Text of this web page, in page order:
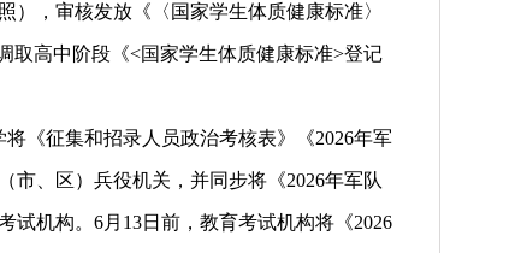
），审核发放《〈国家学生体质健康标准〉
取高中阶段《<国家学生体质健康标准>登记
《征集和招录人员政治考核表》《2026年军
市、区）兵役机关，并同步将《2026年军队
试机构。6月13日前，教育考试机构将《2026